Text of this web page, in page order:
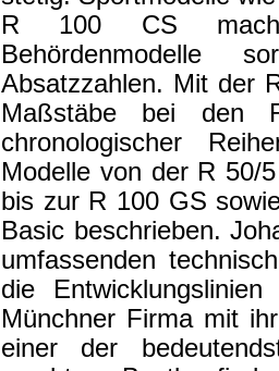
R 100 CS
Behördenmodelle
Absatzzahlen. Mit der
Maßstäbe bei den
chronologischer
Modelle von der R 50/
bis zur R 100 GS
Basic beschrieben.
umfassenden
die
Münchner Firma mit
einer der